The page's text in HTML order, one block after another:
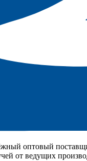
оптовый
от ведущих